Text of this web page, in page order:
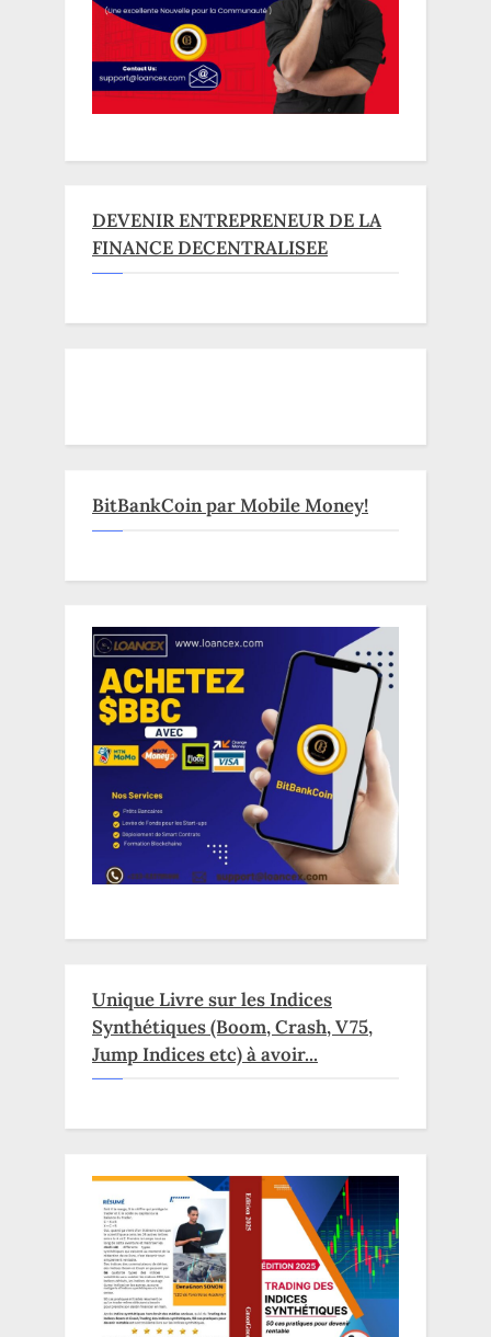
DEVENIR ENTREPRENEUR DE LA
FINANCE DECENTRALISEE
BitBankCoin par Mobile Money!
Unique Livre sur les Indices
Synthétiques (Boom, Crash, V75,
Jump Indices etc) à avoir...